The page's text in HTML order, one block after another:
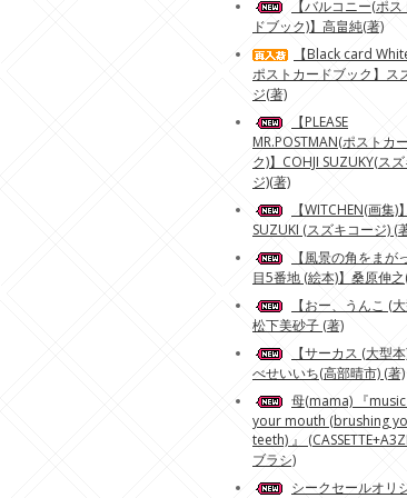
【バルコニー(ポ
ドブック)】高畠純(著)
【Black card
ポストカードブック】ス
ジ(著)
【PLEASE
MR.POSTMAN(ポストカ
ク)】COHJI SUZUKY(ス
ジ)(著)
【WITCHEN(画集)
SUZUKI (スズキコージ) (
【風景の角をまが
目5番地 (絵本)】桑原伸
【おー、うんこ (大
松下美砂子 (著)
【サーカス (大型
べせいいち(高部晴市) (著)
母(mama) 『
your mouth (brushing
teeth) 』
ブラシ)
シークセールオリ